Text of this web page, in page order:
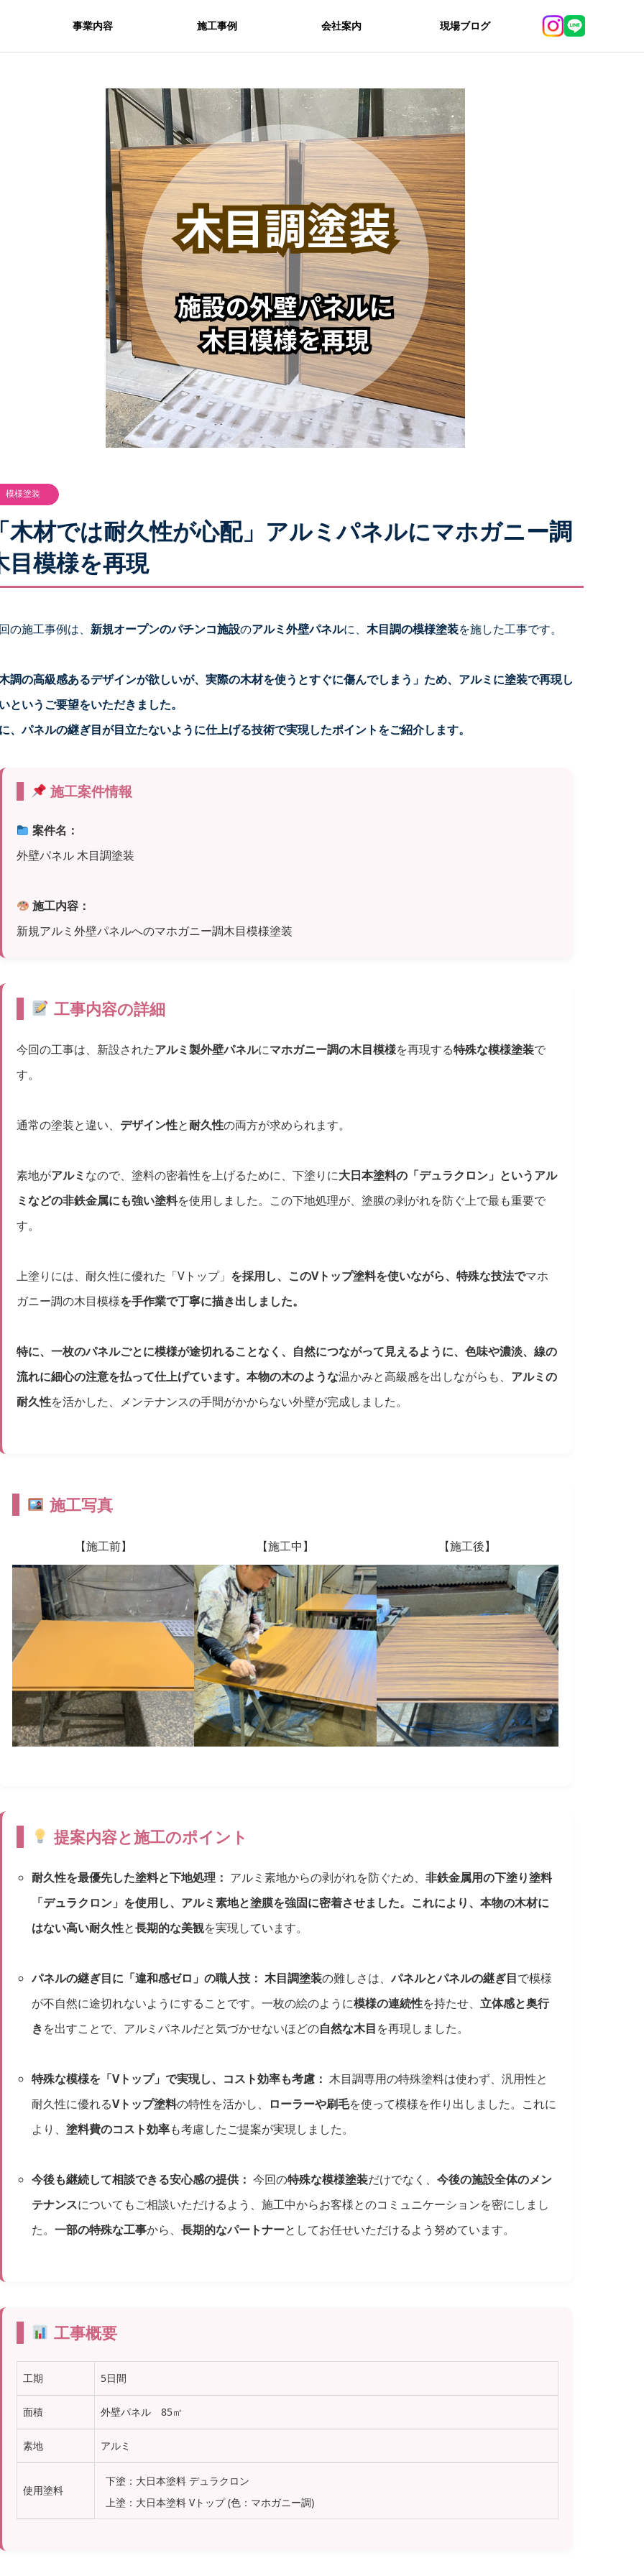
事業内容 施工事例 会社案内 現場ブログ
模様塗装
木材では耐久性が心配」アルミパネルにマホガニー調
目模様を再現
の施工事例は、 新規オープンのパチンコ施設のアルミ外壁パネルに、 木目調の模様塗装を施した工事です。
調の高級感あるデザインが欲しいが、実際の木材を使うとすぐに傷んでしまう」ため、アルミに塗装で再現し
というご要望をいただきました。
、パネルの継ぎ目が目立たないように仕上げる技術で実現したポイントをご紹介します。
施工案件情報
案件名：
外壁パネル 木目調塗装
施工内容：
新規アルミ外壁パネルへのマホガニー調木目模様塗装
工事内容の詳細
今回の工事は、新設されたアルミ製外壁パネルにマホガニー調の木目模様を再現する特殊な模様塗装で
す。
通常の塗装と違い、 デザイン性と耐久性の両方が求められます。
素地がアルミ なので、塗料の密着性を上げるために、下塗りに大日本塗料の「デュラクロン」というアル
ミなどの非鉄金属にも強い塗料を使用しました。この下地処理が、塗膜の剥がれを防ぐ上で最も重要で
す。
上塗りには、耐久性に優れた「Vトップ」 を採用し、このVトップ塗料を使いながら、特殊な技法でマホ
ガニー調の木目模様を手作業で丁寧に描き出しました。
特に、一枚のパネルごとに模様が途切れることなく、自然につながって見えるように、色味や濃淡、線の
流れに細心の注意を払って仕上げています。本物の木のような温かみと高級感を出しながらも、 アルミの
耐久性を活かした、メンテナンスの手間がかからない外壁が完成しました。
施工写真
【施工前】 【施工中】 【施工後】
提案内容と施工のポイント
耐久性を最優先した塗料と下地処理： アルミ素地からの剥がれを防ぐため、 非鉄金属用の下塗り塗料
「デュラクロン」を使用し、アルミ素地と塗膜を強固に密着させました。これにより、本物の木材に
はない高い耐久性と長期的な美観を実現しています。
パネルの継ぎ目に「違和感ゼロ」の職人技： 木目調塗装の難しさは、パネルとパネルの継ぎ目で模様
が不自然に途切れないようにすることです。一枚の絵のように模様の連続性を持たせ、 立体感と奥行
きを出すことで、アルミパネルだと気づかせないほどの自然な木目を再現しました。
特殊な模様を「Vトップ」で実現し、コスト効率も考慮： 木目調専用の特殊塗料は使わず、汎用性と
耐久性に優れるVトップ塗料の特性を活かし、 ローラーや刷毛を使って模様を作り出しました。これに
より、 塗料費のコスト効率も考慮したご提案が実現しました。
今後も継続して相談できる安心感の提供： 今回の特殊な模様塗装だけでなく、 今後の施設全体のメン
テナンスについてもご相談いただけるよう、施工中からお客様とのコミュニケーションを密にしまし
た。 一部の特殊な工事から、 長期的なパートナーとしてお任せいただけるよう努めています。
工事概要
工期 5日間
面積 外壁パネル 85㎡
素地 アルミ
使用塗料
下塗：大日本塗料 デュラクロン
上塗：大日本塗料 Vトップ (色：マホガニー調)